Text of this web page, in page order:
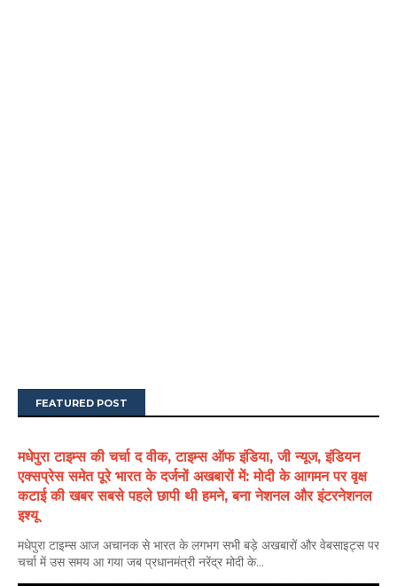
FEATURED POST
मधेपुरा टाइम्स की चर्चा द वीक, टाइम्स ऑफ इंडिया, जी न्यूज, इंडियन
एक्सप्रेस समेत पूरे भारत के दर्जनों अखबारों में: मोदी के आगमन पर वृक्ष
कटाई की खबर सबसे पहले छापी थी हमने, बना नेशनल और इंटरनेशनल
इश्यू
मधेपुरा टाइम्स आज अचानक से भारत के लगभग सभी बड़े अखबारों और वेबसाइट्स पर
चर्चा में उस समय आ गया जब प्रधानमंत्री नरेंद्र मोदी के...